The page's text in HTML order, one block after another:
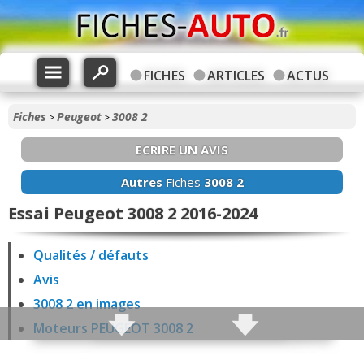
FICHES ARTICLES ACTUS
Fiches >Peugeot >3008 2
ECRIRE UN AVIS
AutresFiches 3008 2
Essai Peugeot 3008 2 2016-2024
Qualités / défauts
Avis
3008 2 en images
Moteurs PEUGEOT 3008 2